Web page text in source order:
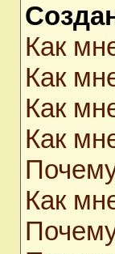
Как
Как
Как
Как
Как